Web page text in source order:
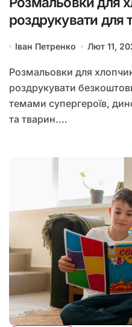
роздрукувати для
Іван Петренко Лют 11,
Розмальовки для хлопчиків які можна
роздрукувати
темами супергероїв,
та тварин.…